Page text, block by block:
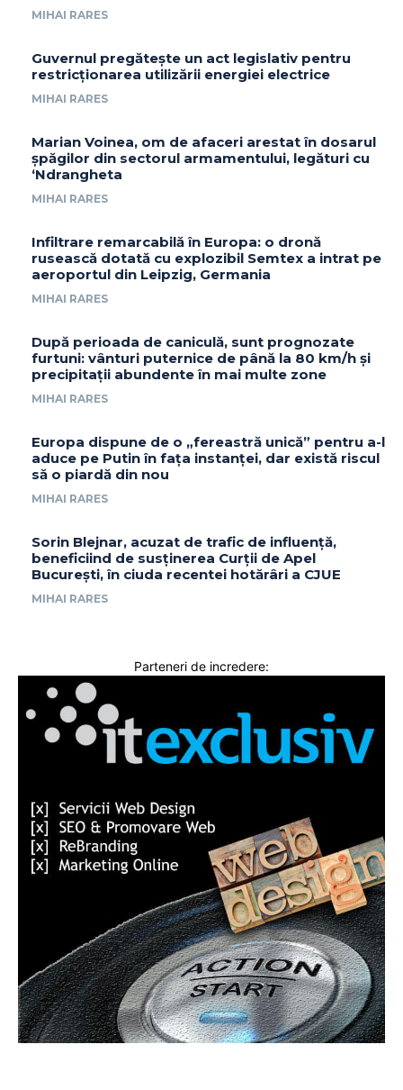
MIHAI RARES
Guvernul pregătește un act legislativ pentru
restricționarea utilizării energiei electrice
MIHAI RARES
Marian Voinea, om de afaceri arestat în dosarul
șpăgilor din sectorul armamentului, legături cu
‘Ndrangheta
MIHAI RARES
Infiltrare remarcabilă în Europa: o dronă
rusească dotată cu explozibil Semtex a intrat pe
aeroportul din Leipzig, Germania
MIHAI RARES
După perioada de caniculă, sunt prognozate
furtuni: vânturi puternice de până la 80 km/h și
precipitații abundente în mai multe zone
MIHAI RARES
Europa dispune de o „fereastră unică” pentru a-l
aduce pe Putin în fața instanței, dar există riscul
să o piardă din nou
MIHAI RARES
Sorin Blejnar, acuzat de trafic de influență,
beneficiind de susținerea Curții de Apel
București, în ciuda recentei hotărâri a CJUE
MIHAI RARES
Parteneri de incredere: